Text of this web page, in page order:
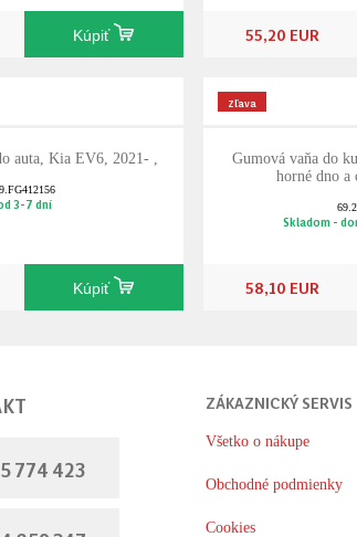
Kúpiť 55,20 EUR
auta, Kia EV6, 2021- ,
3-7 dní
Kúpiť
Zľava
Gumová vaňa do
horné dno a
Skladom -
58,10 EUR
774 423
ZÁKAZNICKÝ SERVIS
Všetko o nákupe
Obchodné podmienky
Cookies